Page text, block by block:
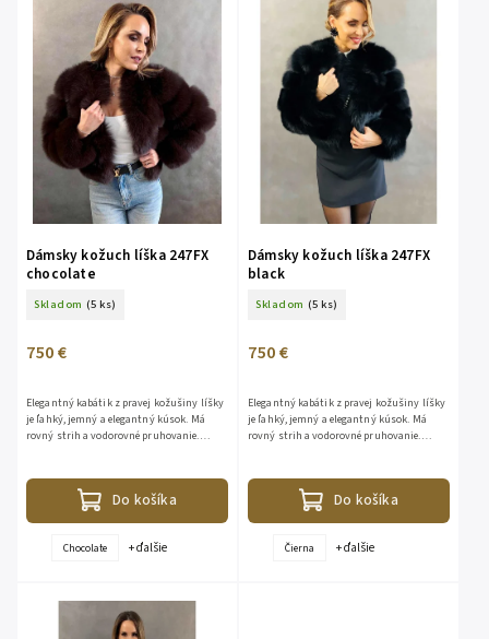
Dámsky kožuch líška 247FX
chocolate
Skladom (5 ks)
750 €
Do košíka
Elegantný kabátik z pravej kožušiny líšky
je ľahký, jemný a elegantný kúsok. Má
rovný strih a vodorovné pruhovanie.
Chocolate + ďalšie
Dámsky kožuch líška 247FX
black
Skladom (5 ks)
750 €
Do košíka
Elegantný kabátik z pravej kožušiny líšky
je ľahký, jemný a elegantný kúsok. Má
rovný strih a vodorovné pruhovanie.
Čierna + ďalšie